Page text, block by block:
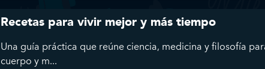
Recetas para vivir mejor y más tiempo
Una guía práctica que reúne ciencia, medicina y filosofía
cuerpo y m...